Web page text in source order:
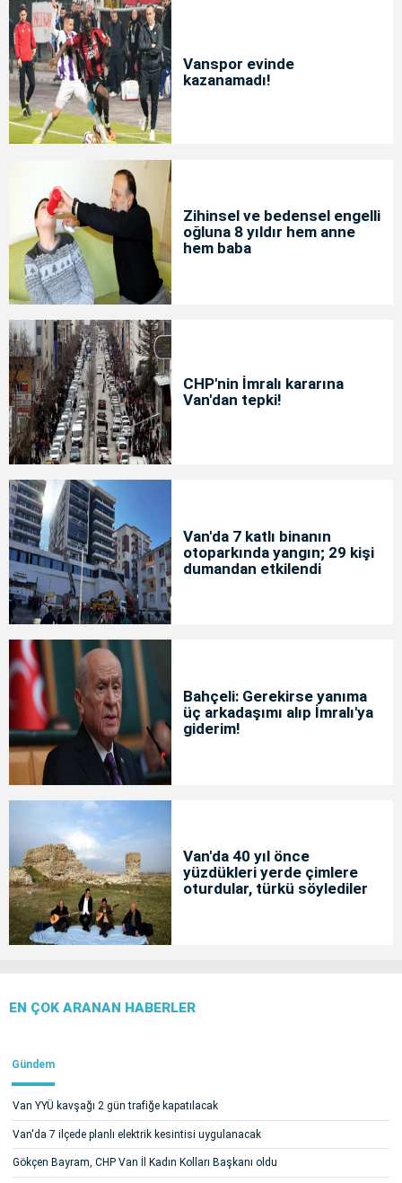
Vanspor evinde
kazanamadı!
Zihinsel ve bedensel engelli
oğluna 8 yıldır hem anne
hem baba
CHP'nin İmralı kararına
Van'dan tepki!
Van'da 7 katlı binanın
otoparkında yangın; 29 kişi
dumandan etkilendi
Bahçeli: Gerekirse yanıma
üç arkadaşımı alıp İmralı'ya
giderim!
Van'da 40 yıl önce
yüzdükleri yerde çimlere
oturdular, türkü söylediler
EN ÇOK ARANAN HABERLER
Gündem
Van YYÜ kavşağı 2 gün trafiğe kapatılacak
Van'da 7 ilçede planlı elektrik kesintisi uygulanacak
Gökçen Bayram, CHP Van İl Kadın Kolları Başkanı oldu